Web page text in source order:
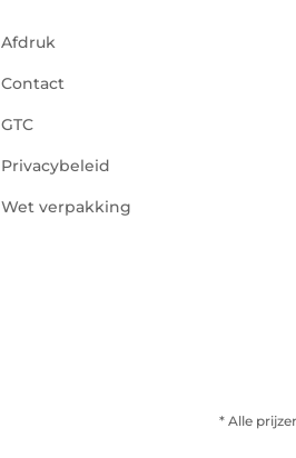
Afdruk
Contact
GTC
Privacybeleid
Wet verpakking
* Alle